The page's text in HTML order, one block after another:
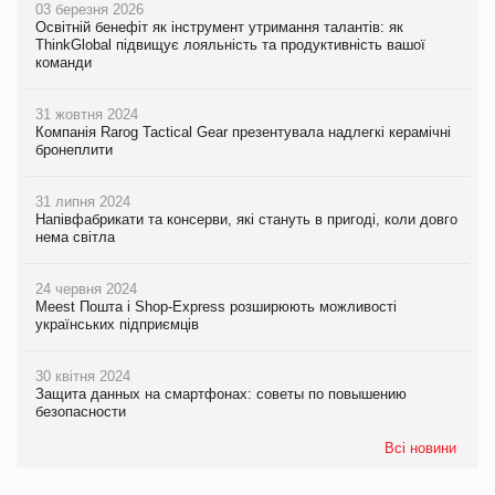
03 березня 2026
Освітній бенефіт як інструмент утримання талантів: як
ThinkGlobal підвищує лояльність та продуктивність вашої
команди
31 жовтня 2024
Компанія Rarog Tactical Gear презентувала надлегкі керамічні
бронеплити
31 липня 2024
Напівфабрикати та консерви, які стануть в пригоді, коли довго
нема світла
24 червня 2024
Meest Пошта і Shop-Express розширюють можливості
українських підприємців
30 квітня 2024
Защита данных на смартфонах: советы по повышению
безопасности
Всі новини